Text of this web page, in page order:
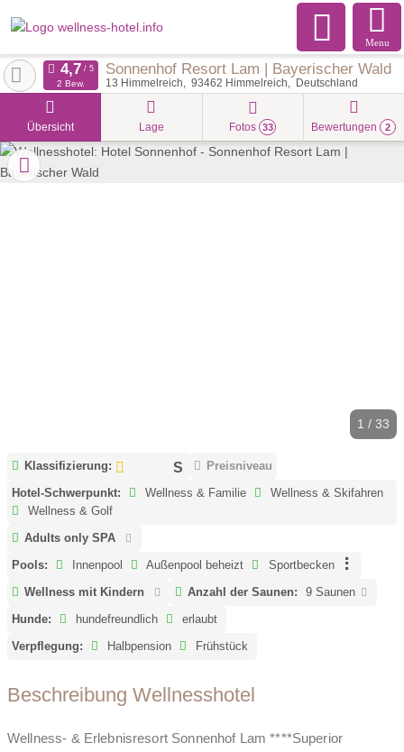
Menu
Sonnenhof Resort Lam | Bayerischer Wald
13 Himmelreich 93462 Himmelreich Deutschland
2 Bew.
Übersicht Lage Fotos 33 Bewertungen 2
1 / 33
Klassifizierung:
Preisniveau
Hotel-Schwerpunkt:
Wellness & Familie
Wellness & Skifahren
Wellness & Golf
Adults only SPA
Pools:
Innenpool Außenpool beheizt
Sportbecken
Wellness mit Kindern
Anzahl der Saunen:
9 Saunen
Hunde:
hundefreundlich
erlaubt
Verpflegung:
Halbpension Frühstück
Beschreibung Wellnesshotel
Wellness- & Erlebnisresort Sonnenhof Lam ****Superior